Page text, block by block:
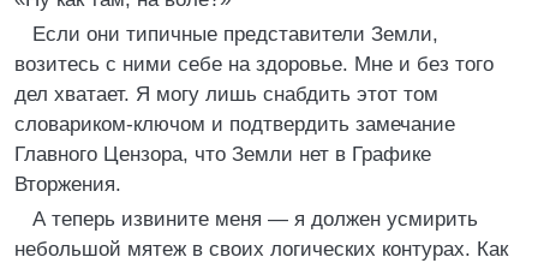
Если они типичные представители Земли,
возитесь с ними себе на здоровье. Мне и без того
дел хватает. Я могу лишь снабдить этот том
словариком-ключом и подтвердить замечание
Главного Цензора, что Земли нет в Графике
Вторжения.
А теперь извините меня — я должен усмирить
небольшой мятеж в своих логических контурах. Как